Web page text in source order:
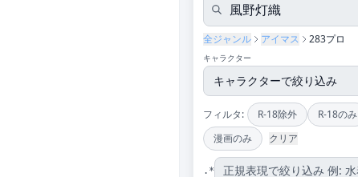
全ジャンル アイマス 283プロ
キャラクター
フィルタ: R-18除外 R-18のみ
漫画のみ
クリア
.*